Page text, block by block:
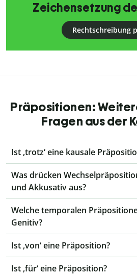
Zeichensetzung
Rechtschreibung
Präpositionen:
Fragen aus der
Ist ‚trotz‘ eine kausale
Was drücken
und Akkusativ aus?
Welche temporalen
Genitiv?
Ist ‚von‘ eine Präposition?
Ist ‚für‘ eine Präposition?